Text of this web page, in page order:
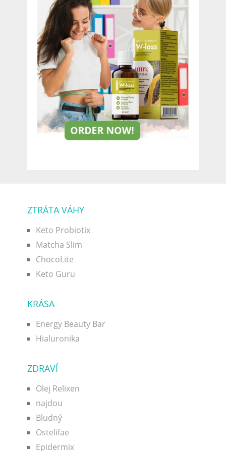
ZTRÁTA VÁHY
Keto Probiotix
Matcha Slim
ChocoLite
Keto Guru
KRÁSA
Energy Beauty Bar
Hialuronika
ZDRAVÍ
Olej Relixen
najdou
Bludný
Ostelifae
Epidermix